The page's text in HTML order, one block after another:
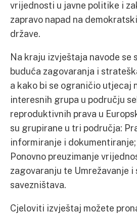
vrijednosti u javne politike i
zapravo napad na
države.
Na kraju izvještaja navode se
buduća zagovaranja i
a kako bi se ograničio utjecaj
interesnih grupa u području
reproduktivnih prava u
su grupirane u tri područja:
informiranje i dokumentiranje;
Ponovno preuzimanje
zagovaranju te Umrežavanje i
savezništava.
Cjeloviti izvještaj možete